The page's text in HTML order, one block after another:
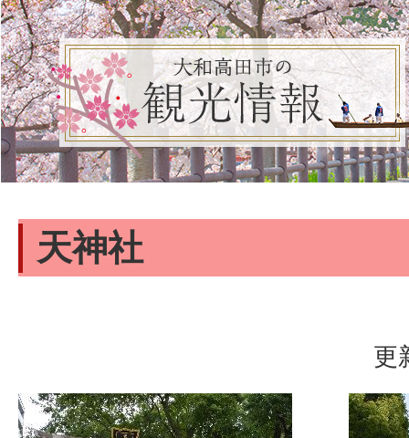
天神社
更